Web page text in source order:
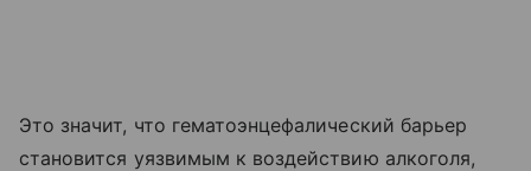
Это значит, что гематоэнцефалический барьер
становится уязвимым к воздействию алкоголя,